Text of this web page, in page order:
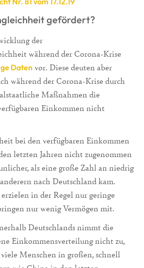
gefördert?
der
während der Corona-Krise
Daten vor. Diese deuten aber
während der Corona-Krise durch
Maßnahmen die
Einkommen nicht
bei den verfügbaren Einkommen
letzten Jahren nicht zugenommen
als eine große Zahl an niedrig
nach Deutschland kam.
in der Regel nur geringe
nur wenig Vermögen mit.
Deutschlands nimmt die
Einkommensverteilung nicht zu,
Menschen in großen, schnell